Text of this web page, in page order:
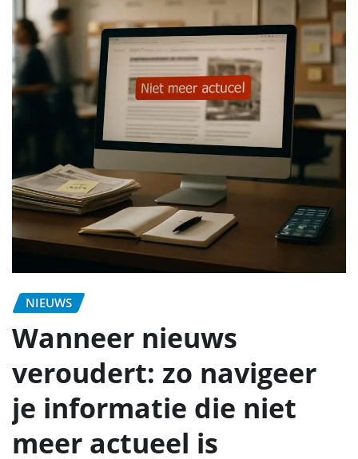
NIEUWS
Wanneer nieuws
veroudert: zo navigeer
je informatie die niet
meer actueel is